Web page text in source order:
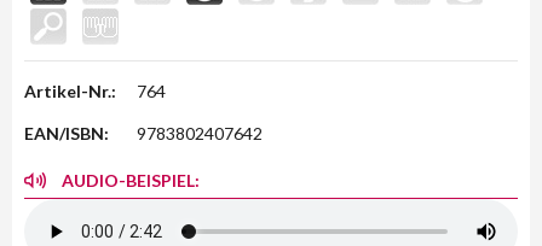
Artikel-Nr.: 764
EAN/ISBN: 9783802407642
AUDIO-BEISPIEL: